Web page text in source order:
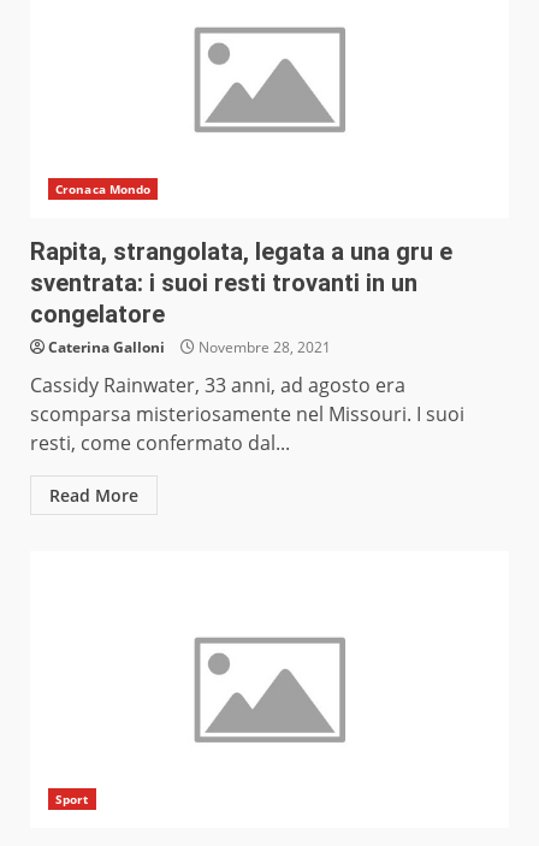
Cronaca Mondo
Rapita, strangolata, legata a una gru e
sventrata: i suoi resti trovanti in un
congelatore
Caterina Galloni Novembre 28, 2021
Cassidy Rainwater, 33 anni, ad agosto era
scomparsa misteriosamente nel Missouri. I suoi
resti, come confermato dal...
Read More
Sport